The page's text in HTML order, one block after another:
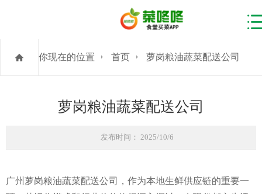
你现在的位置 首页 萝岗粮油蔬菜配送公司
萝岗粮油蔬菜配送公司
发布时间： 2025/10/6
广州萝岗粮油蔬菜配送公司，作为本地生鲜供应链的重要一